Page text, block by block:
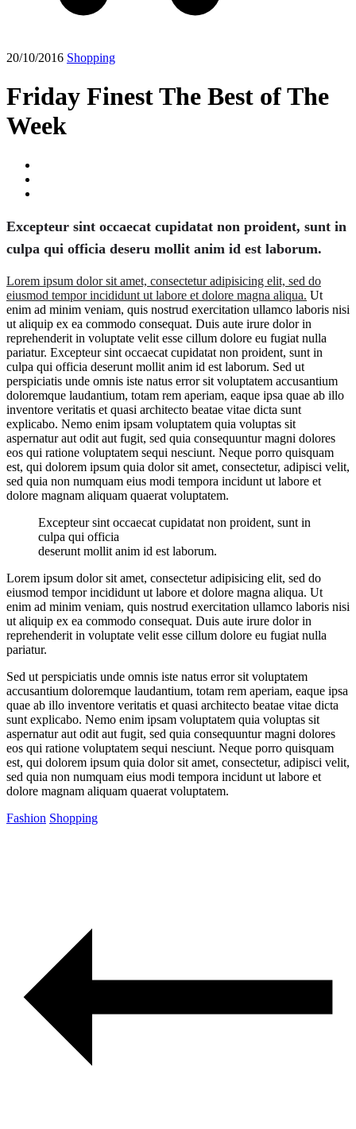
20/10/2016 Shopping
Friday Finest The Best of The
Week
Excepteur sint occaecat cupidatat non proident, sunt in
culpa qui officia deseru mollit anim id est laborum.
Lorem ipsum dolor sit amet, consectetur adipisicing elit, sed do
eiusmod tempor incididunt ut labore et dolore magna aliqua. Ut
enim ad minim veniam, quis nostrud exercitation ullamco laboris nisi
ut aliquip ex ea commodo consequat. Duis aute irure dolor in
reprehenderit in voluptate velit esse cillum dolore eu fugiat nulla
pariatur. Excepteur sint occaecat cupidatat non proident, sunt in
culpa qui officia deserunt mollit anim id est laborum. Sed ut
perspiciatis unde omnis iste natus error sit voluptatem accusantium
doloremque laudantium, totam rem aperiam, eaque ipsa quae ab illo
inventore veritatis et quasi architecto beatae vitae dicta sunt
explicabo. Nemo enim ipsam voluptatem quia voluptas sit
aspernatur aut odit aut fugit, sed quia consequuntur magni dolores
eos qui ratione voluptatem sequi nesciunt. Neque porro quisquam
est, qui dolorem ipsum quia dolor sit amet, consectetur, adipisci velit,
sed quia non numquam eius modi tempora incidunt ut labore et
dolore magnam aliquam quaerat voluptatem.
Excepteur sint occaecat cupidatat non proident, sunt in
culpa qui officia
deserunt mollit anim id est laborum.
Lorem ipsum dolor sit amet, consectetur adipisicing elit, sed do
eiusmod tempor incididunt ut labore et dolore magna aliqua. Ut
enim ad minim veniam, quis nostrud exercitation ullamco laboris nisi
ut aliquip ex ea commodo consequat. Duis aute irure dolor in
reprehenderit in voluptate velit esse cillum dolore eu fugiat nulla
pariatur.
Sed ut perspiciatis unde omnis iste natus error sit voluptatem
accusantium doloremque laudantium, totam rem aperiam, eaque ipsa
quae ab illo inventore veritatis et quasi architecto beatae vitae dicta
sunt explicabo. Nemo enim ipsam voluptatem quia voluptas sit
aspernatur aut odit aut fugit, sed quia consequuntur magni dolores
eos qui ratione voluptatem sequi nesciunt. Neque porro quisquam
est, qui dolorem ipsum quia dolor sit amet, consectetur, adipisci velit,
sed quia non numquam eius modi tempora incidunt ut labore et
dolore magnam aliquam quaerat voluptatem.
Fashion Shopping